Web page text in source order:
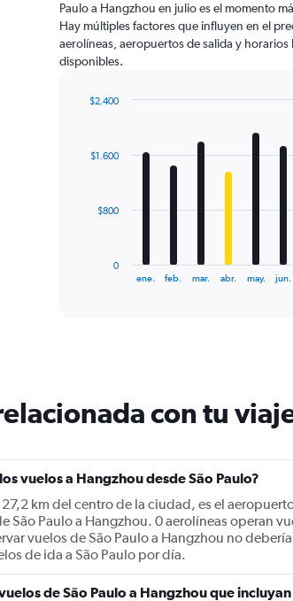
Paulo a Hangzhou en julio es el momento
Hay múltiples factores que influyen en el
aerolíneas, aeropuertos de salida y
disponibles.
12
The
chart
has
Y
axis
displaying
values.
Range:
0
to
2400.
ene. feb. mar. abr. may. jun.
0
$800
$1.600
$2.400
con tu
vuelos a Hangzhou desde São Paulo?
km del centro de la ciudad, es el
São Paulo a Hangzhou. 0 aerolíneas operan
vuelos de São Paulo a Hangzhou no
de ida a São Paulo por día.
de São Paulo a Hangzhou que